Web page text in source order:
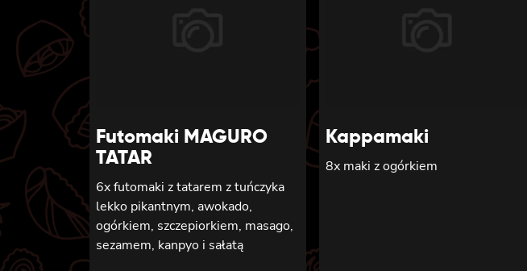
Futomaki MAGURO
TATAR
6x futomaki z tatarem z tuńczyka
lekko pikantnym, awokado,
ogórkiem, szczepiorkiem, masago,
sezamem, kanpyo i sałatą
Kappamaki
8x maki z ogórkiem